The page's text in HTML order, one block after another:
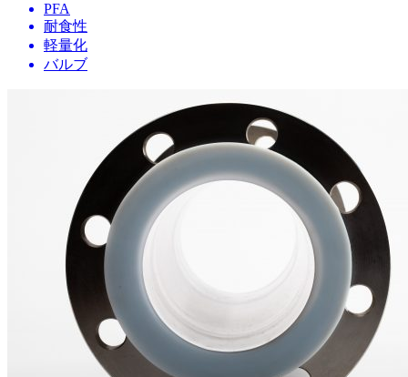
PFA
耐食性
軽量化
バルブ